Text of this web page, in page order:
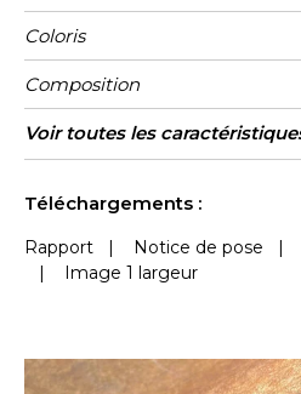
Coloris
Composition
Support
Largeur d'un
Lé
Largeur
Totale
Nombre de
lés
Poids g/m²
Entretien
Pose colle
Dépose
Norme COV
ASTME84
Norme
euroclass
Pays
d'origine
Voir toutes les
Téléchargements :
Rapport | Notice de pose |
| Image 1 largeur